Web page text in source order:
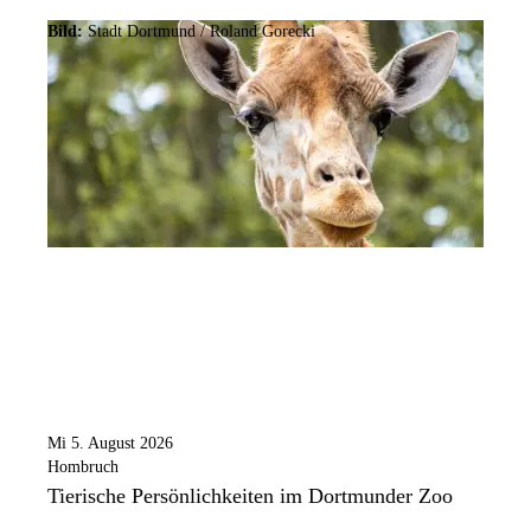
Bild:Stadt Dortmund / Roland Gorecki
Mi 5. August 2026
Hombruch
Tierische Persönlichkeiten im Dortmunder Zoo